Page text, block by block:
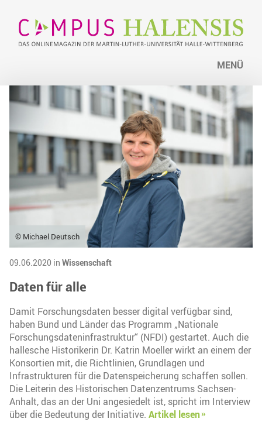
MENÜ
© Michael Deutsch
09.06.2020 in Wissenschaft
Daten für alle
Damit Forschungsdaten besser digital verfügbar sind,
haben Bund und Länder das Programm „Nationale
Forschungsdateninfrastruktur“ (NFDI) gestartet. Auch die
hallesche Historikerin Dr. Katrin Moeller wirkt an einem der
Konsortien mit, die Richtlinien, Grundlagen und
Infrastrukturen für die Datenspeicherung schaffen sollen.
Die Leiterin des Historischen Datenzentrums Sachsen-
Anhalt, das an der Uni angesiedelt ist, spricht im Interview
über die Bedeutung der Initiative. Artikel lesen